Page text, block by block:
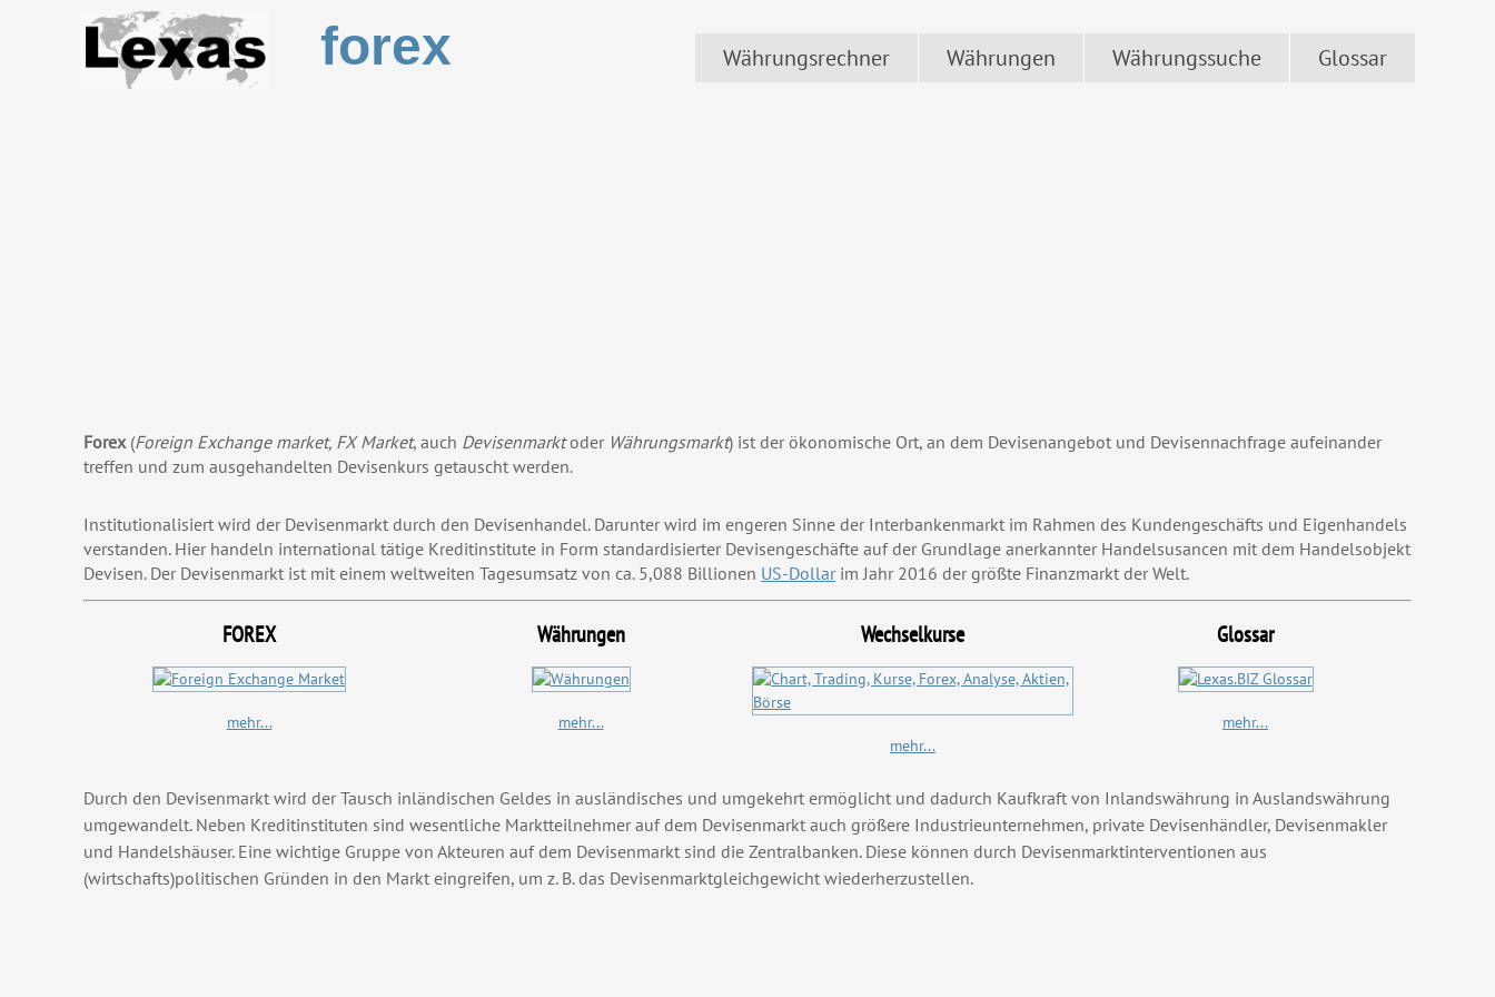
forex Währungsrechner Währungen Währungssuche Glossar
Forex(Foreign Exchange market, FX Market, auch Devisenmarktoder Währungsmarkt) ist der ökonomische Ort, an dem Devisenangebot und Devisennachfrage aufeinander
treffen und zum ausgehandelten Devisenkurs getauscht werden.
Institutionalisiert wird der Devisenmarkt durch den Devisenhandel. Darunter wird im engeren Sinne der Interbankenmarkt im Rahmen des Kundengeschäfts und Eigenhandels
verstanden. Hier handeln international tätige Kreditinstitute in Form standardisierter Devisengeschäfte auf der Grundlage anerkannter Handelsusancen mit dem Handelsobjekt
Devisen. Der Devisenmarkt ist mit einem weltweiten Tagesumsatz von ca. 5,088 Billionen US-Dollarim Jahr 2016 der größte Finanzmarkt der Welt.
FOREX
mehr...
Währungen
mehr...
Wechselkurse
mehr...
Glossar
mehr...
Durch den Devisenmarkt wird der Tausch inländischen Geldes in ausländisches und umgekehrt ermöglicht und dadurch Kaufkraft von Inlandswährung in Auslandswährung
umgewandelt. Neben Kreditinstituten sind wesentliche Marktteilnehmer auf dem Devisenmarkt auch größere Industrieunternehmen, private Devisenhändler, Devisenmakler
und Handelshäuser. Eine wichtige Gruppe von Akteuren auf dem Devisenmarkt sind die Zentralbanken. Diese können durch Devisenmarktinterventionen aus
(wirtschafts)politischen Gründen in den Markt eingreifen, um z. B. das Devisenmarktgleichgewicht wiederherzustellen.